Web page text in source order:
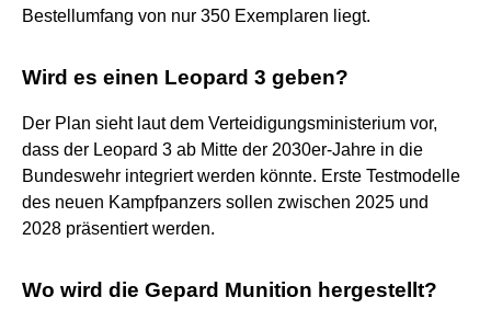
Bestellumfang von nur 350 Exemplaren liegt.
Wird es einen Leopard 3 geben?
Der Plan sieht laut dem Verteidigungsministerium vor,
dass der Leopard 3 ab Mitte der 2030er-Jahre in die
Bundeswehr integriert werden könnte. Erste Testmodelle
des neuen Kampfpanzers sollen zwischen 2025 und
2028 präsentiert werden.
Wo wird die Gepard Munition hergestellt?